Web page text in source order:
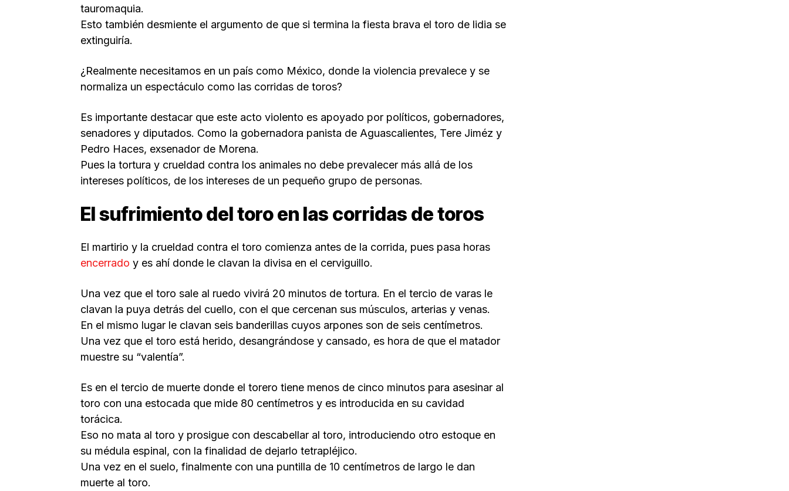
tauromaquia.
Esto también desmiente el argumento de que si termina la fiesta brava el toro de lidia se
extinguiría.
¿Realmente necesitamos en un país como México, donde la violencia prevalece y se
normaliza un espectáculo como las corridas de toros?
Es importante destacar que este acto violento es apoyado por políticos, gobernadores,
senadores y diputados. Como la gobernadora panista de Aguascalientes, Tere Jiméz y
Pedro Haces, exsenador de Morena.
Pues la tortura y crueldad contra los animales no debe prevalecer más allá de los
intereses políticos, de los intereses de un pequeño grupo de personas.
El sufrimiento del toro en las corridas de toros
El martirio y la crueldad contra el toro comienza antes de la corrida, pues pasa horas
encerrado y es ahí donde le clavan la divisa en el cerviguillo.
Una vez que el toro sale al ruedo vivirá 20 minutos de tortura. En el tercio de varas le
clavan la puya detrás del cuello, con el que cercenan sus músculos, arterias y venas.
En el mismo lugar le clavan seis banderillas cuyos arpones son de seis centímetros.
Una vez que el toro está herido, desangrándose y cansado, es hora de que el matador
muestre su “valentía”.
Es en el tercio de muerte donde el torero tiene menos de cinco minutos para asesinar al
toro con una estocada que mide 80 centímetros y es introducida en su cavidad
torácica.
Eso no mata al toro y prosigue con descabellar al toro, introduciendo otro estoque en
su médula espinal, con la finalidad de dejarlo tetrapléjico.
Una vez en el suelo, finalmente con una puntilla de 10 centímetros de largo le dan
muerte al toro.